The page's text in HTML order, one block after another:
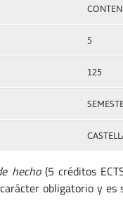
5
125
hecho(5 créditos
obligatorio y es